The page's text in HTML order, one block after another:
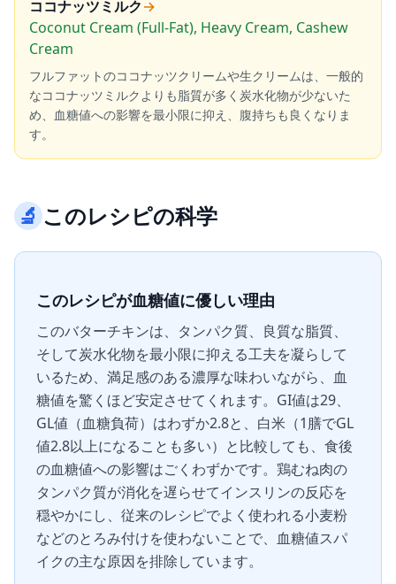
ココナッツミルク→
Coconut Cream (Full-Fat), Heavy Cream, Cashew
Cream
フルファットのココナッツクリームや生クリームは、一般的
なココナッツミルクよりも脂質が多く炭水化物が少ないた
め、血糖値への影響を最小限に抑え、腹持ちも良くなりま
す。
🔬このレシピの科学
このレシピが血糖値に優しい理由
このバターチキンは、タンパク質、良質な脂質、
そして炭水化物を最小限に抑える工夫を凝らして
いるため、満足感のある濃厚な味わいながら、血
糖値を驚くほど安定させてくれます。GI値は29、
GL値（血糖負荷）はわずか2.8と、白米（1膳でGL
値2.8以上になることも多い）と比較しても、食後
の血糖値への影響はごくわずかです。鶏むね肉の
タンパク質が消化を遅らせてインスリンの反応を
穏やかにし、従来のレシピでよく使われる小麦粉
などのとろみ付けを使わないことで、血糖値スパ
イクの主な原因を排除しています。